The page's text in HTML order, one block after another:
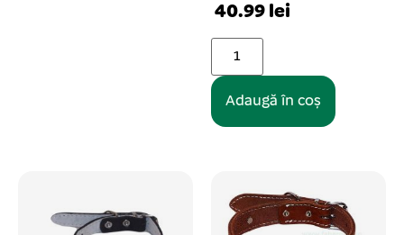
40.99 lei
Adaugă în coș